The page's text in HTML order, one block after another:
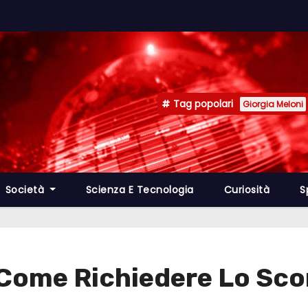
Tag popolari Giorgia Meloni
Società Scienza E Tecnologia Curiosità
Richiedere Lo